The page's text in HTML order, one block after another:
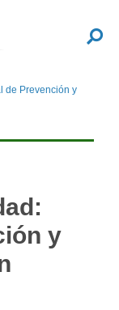
Buscar
de Prevención y
y